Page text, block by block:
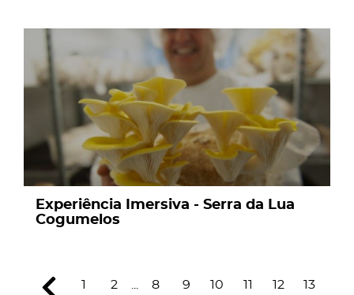
page
Experiência Imersiva - Serra da Lua
Cogumelos
1 2 8 9 10 11 12 13